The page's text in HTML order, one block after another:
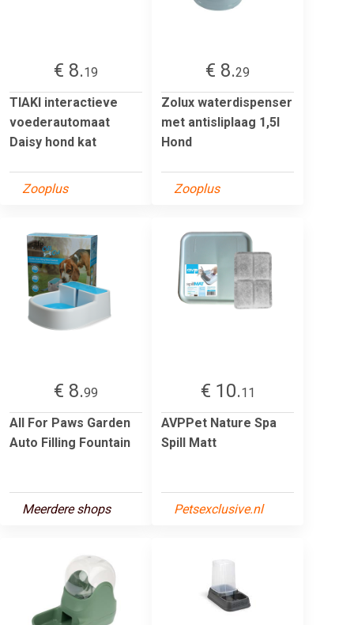
€ 8.19
TIAKI interactieve
voederautomaat
Daisy hond kat
Zooplus
€ 8.29
Zolux waterdispenser
met antisliplaag 1,5l
Hond
Zooplus
€ 8.99
All For Paws Garden
Auto Filling Fountain
Meerdere shops
€ 10.11
AVPPet Nature Spa
Spill Matt
Petsexclusive.nl